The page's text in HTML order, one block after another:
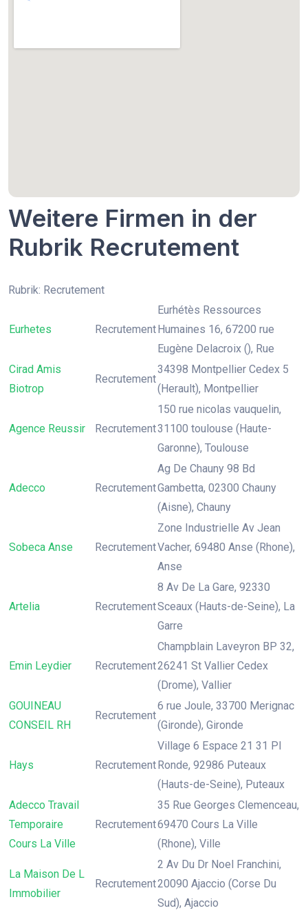
Weitere Firmen in der
Rubrik Recrutement
Rubrik: Recrutement
Eurhetes Recrutement
Eurhétès Ressources
Humaines 16, 67200 rue
Eugène Delacroix (), Rue
Cirad Amis
Biotrop
Recrutement
34398 Montpellier Cedex 5
(Herault), Montpellier
Agence Reussir Recrutement
150 rue nicolas vauquelin,
31100 toulouse (Haute-
Garonne), Toulouse
Adecco Recrutement
Ag De Chauny 98 Bd
Gambetta, 02300 Chauny
(Aisne), Chauny
Sobeca Anse Recrutement
Zone Industrielle Av Jean
Vacher, 69480 Anse (Rhone),
Anse
Artelia Recrutement
8 Av De La Gare, 92330
Sceaux (Hauts-de-Seine), La
Garre
Emin Leydier Recrutement
Champblain Laveyron BP 32,
26241 St Vallier Cedex
(Drome), Vallier
GOUINEAU
CONSEIL RH
Recrutement
6 rue Joule, 33700 Merignac
(Gironde), Gironde
Hays Recrutement
Village 6 Espace 21 31 Pl
Ronde, 92986 Puteaux
(Hauts-de-Seine), Puteaux
Adecco Travail
Temporaire
Cours La Ville
Recrutement
35 Rue Georges Clemenceau,
69470 Cours La Ville
(Rhone), Ville
La Maison De L
Immobilier
Recrutement
2 Av Du Dr Noel Franchini,
20090 Ajaccio (Corse Du
Sud), Ajaccio